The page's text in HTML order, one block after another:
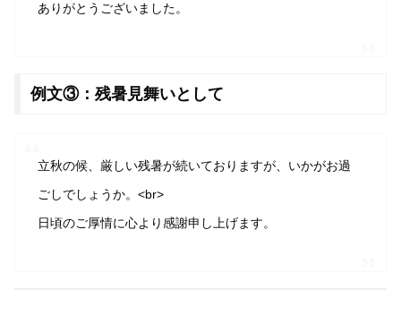
ありがとうございました。
例文③：残暑見舞いとして
立秋の候、厳しい残暑が続いておりますが、いかがお過
ごしでしょうか。<br>
日頃のご厚情に心より感謝申し上げます。